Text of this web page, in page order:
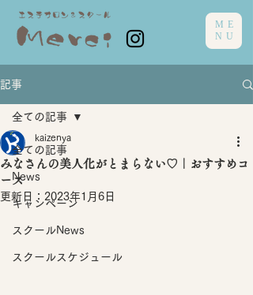
ME
NU
記事
全ての記事
News
キャンペーン
スクールNews
スクールスケジュール
全ての記事
みなさんの美人化がとまらない♡｜おすすめコ
ース
kaizenya
更新日： 2023年1月6日